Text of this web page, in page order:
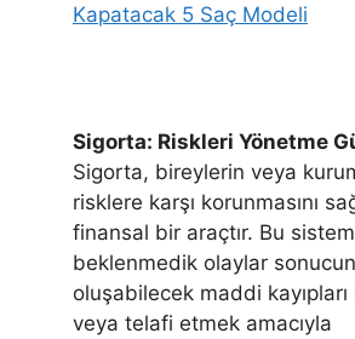
Kapatacak 5 Saç Modeli
Sigorta: Riskleri Yönetme
Sigorta, bireylerin veya
risklere karşı korunmasını
finansal bir araçtır. Bu
beklenmedik olaylar
oluşabilecek maddi
veya telafi etmek amacıyla